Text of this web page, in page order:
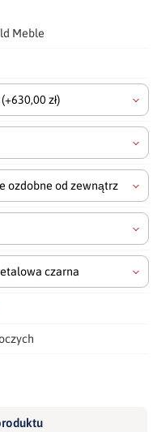
Meble
(+630,00 zł)
ozdobne od zewnątrz
czarna